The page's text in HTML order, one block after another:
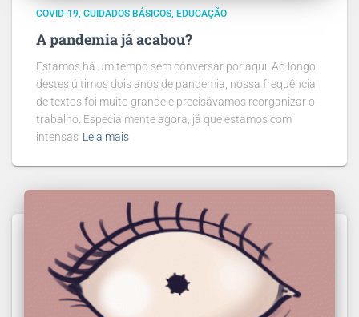
COVID-19 CUIDADOS BÁSICOS EDUCAÇÃO
A pandemia já acabou?
Estamos há um tempo sem conversar por aqui. Ao longo
destes últimos dois anos de pandemia, nossa frequência
de textos foi muito grande e precisávamos reorganizar o
trabalho. Especialmente agora, já que estamos com
intensas Leia mais